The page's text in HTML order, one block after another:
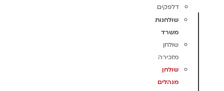
דלפקים
שולחנות
משרד
שולחן
מזכירה
שולחן
מנהלים